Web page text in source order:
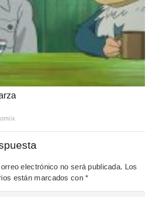
electrónico no será publicada. Los
están marcados con*